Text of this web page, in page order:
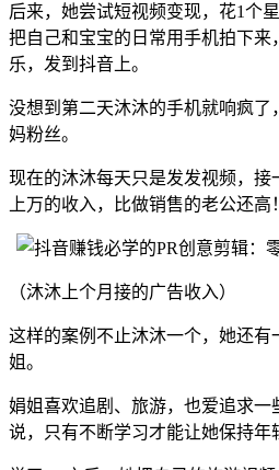
后来，她尝试短视频变现，花1个
把自己和宝宝的日常用手机拍下来
乐，发到抖音上。
没想到第二天沐沐的手机就响疯了
妈粉丝。
现在的沐沐每天只是发发视频，接
上万的收入，比做销售的老公还高！
（沐沐上个月接的广告收入）
这样的案例不止沐沐一个，她还有
姐。
娟姐喜欢追剧、旅游，也爱追求一
说，只有不断学习才能让她保持年